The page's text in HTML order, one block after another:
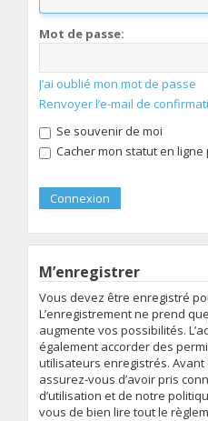
Mot de passe:
J’ai oublié mon mot de passe
Renvoyer l’e-mail de
Se souvenir de moi
Cacher mon statut en
M’enregistrer
Vous devez être enregistré
L’enregistrement ne prend
augmente vos possibilités.
également accorder des
utilisateurs enregistrés.
assurez-vous d’avoir pris
d’utilisation et de notre
vous de bien lire tout le